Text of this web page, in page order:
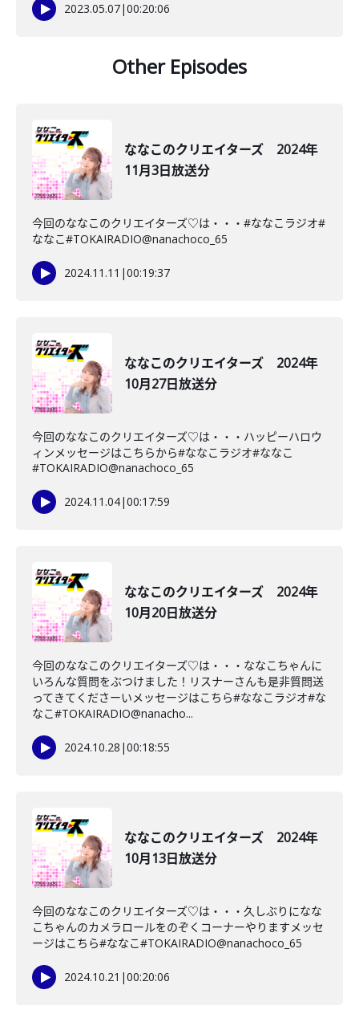
2023.05.07|00:20:06
Other Episodes
ななこのクリエイターズ 2024年
11月3日放送分
今回のななこのクリエイターズ♡は・・・#ななこラジオ#
ななこ#TOKAIRADIO@nanachoco_65
2024.11.11 |00:19:37
ななこのクリエイターズ 2024年
10月27日放送分
今回のななこのクリエイターズ♡は・・・ハッピーハロウ
ィンメッセージはこちらから#ななこラジオ#ななこ
#TOKAIRADIO@nanachoco_65
2024.11.04|00:17:59
ななこのクリエイターズ 2024年
10月20日放送分
今回のななこのクリエイターズ♡は・・・ななこちゃんに
いろんな質問をぶつけました！リスナーさんも是非質問送
ってきてくださーいメッセージはこちら#ななこラジオ#な
なこ#TOKAIRADIO@nanacho...
2024.10.28 |00:18:55
ななこのクリエイターズ 2024年
10月13日放送分
今回のななこのクリエイターズ♡は・・・久しぶりになな
こちゃんのカメラロールをのぞくコーナーやりますメッセ
ージはこちら#ななこ#TOKAIRADIO@nanachoco_65
2024.10.21 |00:20:06